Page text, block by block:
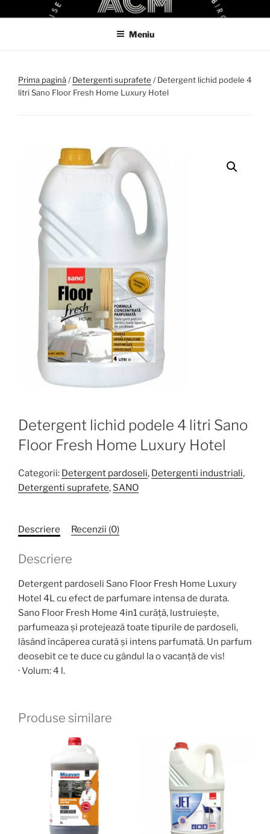
la
ACM
ACM VIRTUAL SHOP
Meniu
Prima pagină/Detergenti suprafete / Detergent lichid podele 4
litri Sano Floor Fresh Home Luxury Hotel
Detergent lichid podele 4 litri Sano
Floor Fresh Home Luxury Hotel
Categorii: Detergent pardoseli, Detergenti industriali,
Detergenti suprafete, SANO
Descriere Recenzii (0)
Descriere
Detergent pardoseli Sano Floor Fresh Home Luxury
Hotel 4L cu efect de parfumare intensa de durata.
Sano Floor Fresh Home 4in1 curăţă, lustruieşte,
parfumeaza şi protejează toate tipurile de pardoseli,
lăsând încăperea curată şi intens parfumată. Un parfum
deosebit ce te duce cu gândul la o vacanță de vis!
· Volum: 4 l.
Produse similare